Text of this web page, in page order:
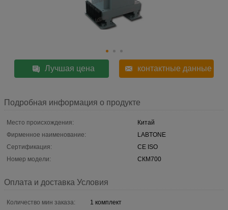
Лучшая цена контактные данные
Подробная информация о продукте
Место происхождения:
Китай
Фирменное наименование:
LABTONE
Сертификация:
CE ISO
Номер модели:
СКМ700
Оплата и доставка Условия
Количество мин заказа:
1 комплект